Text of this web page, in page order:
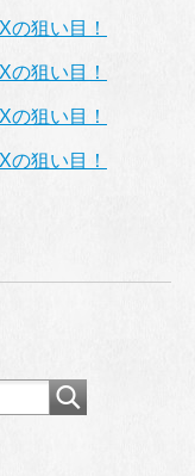
の狙い目！
の狙い目！
の狙い目！
の狙い目！